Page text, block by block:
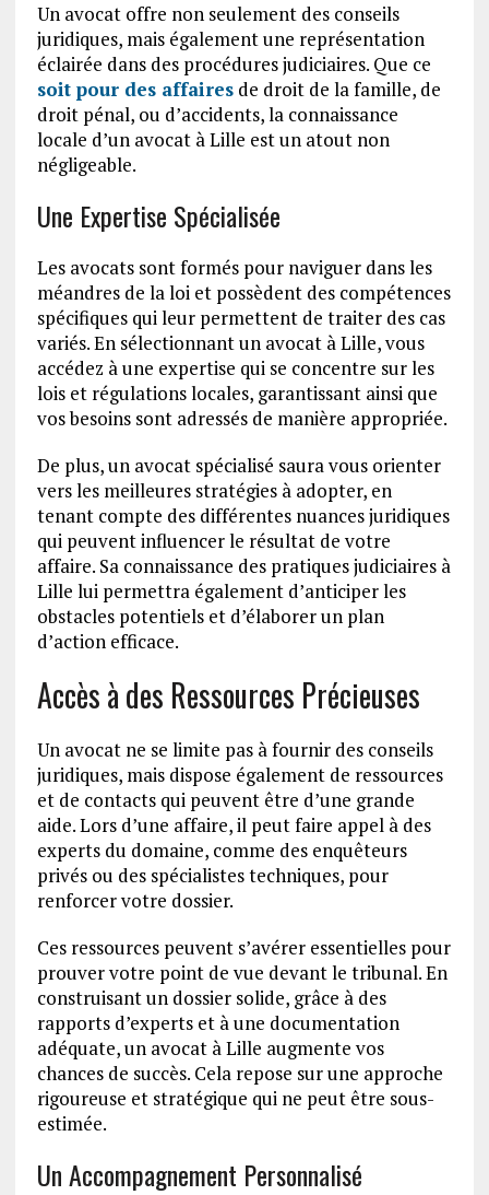
Un avocat offre non seulement des conseils
juridiques, mais également une représentation
éclairée dans des procédures judiciaires. Que ce
soit pour des affairesde droit de la famille, de
droit pénal, ou d’accidents, la connaissance
locale d’un avocat à Lille est un atout non
négligeable.
Une Expertise Spécialisée
Les avocats sont formés pour naviguer dans les
méandres de la loi et possèdent des compétences
spécifiques qui leur permettent de traiter des cas
variés. En sélectionnant un avocat à Lille, vous
accédez à une expertise qui se concentre sur les
lois et régulations locales, garantissant ainsi que
vos besoins sont adressés de manière appropriée.
De plus, un avocat spécialisé saura vous orienter
vers les meilleures stratégies à adopter, en
tenant compte des différentes nuances juridiques
qui peuvent influencer le résultat de votre
affaire. Sa connaissance des pratiques judiciaires à
Lille lui permettra également d’anticiper les
obstacles potentiels et d’élaborer un plan
d’action efficace.
Accès à des Ressources Précieuses
Un avocat ne se limite pas à fournir des conseils
juridiques, mais dispose également de ressources
et de contacts qui peuvent être d’une grande
aide. Lors d’une affaire, il peut faire appel à des
experts du domaine, comme des enquêteurs
privés ou des spécialistes techniques, pour
renforcer votre dossier.
Ces ressources peuvent s’avérer essentielles pour
prouver votre point de vue devant le tribunal. En
construisant un dossier solide, grâce à des
rapports d’experts et à une documentation
adéquate, un avocat à Lille augmente vos
chances de succès. Cela repose sur une approche
rigoureuse et stratégique qui ne peut être sous-
estimée.
Un Accompagnement Personnalisé